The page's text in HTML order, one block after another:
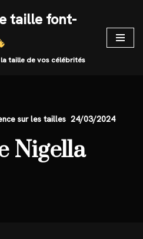
taille font-
taille de vos célébrités
24/03/2024
Nigella